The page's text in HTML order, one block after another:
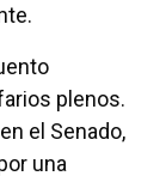
plenos.
el Senado,
una